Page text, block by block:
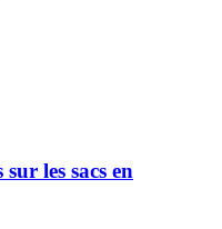
les sacs en